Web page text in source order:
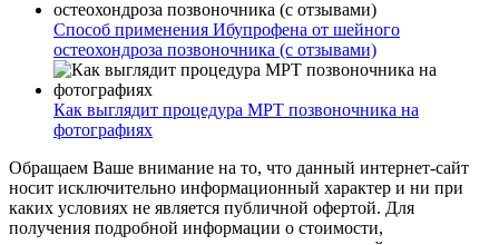
Способ применения Ибупрофена от шейного
остеохондроза позвоночника (с отзывами)
Как выглядит процедура МРТ позвоночника на
фотографиях
Обращаем Ваше внимание на то, что данный интернет-сайт
носит исключительно информационный характер и ни при
каких условиях не является публичной офертой. Для
получения подробной информации о стоимости,